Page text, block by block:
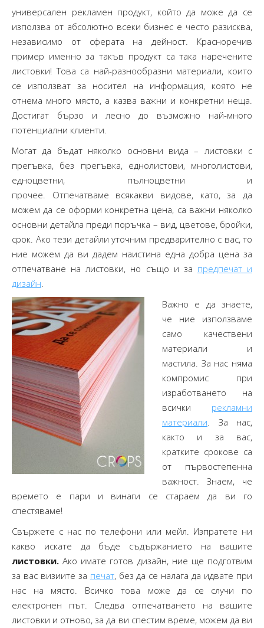
универсален рекламен продукт, който да може да се
използва от абсолютно всеки бизнес е често разисква,
независимо от сферата на дейност. Красноречив
пример именно за такъв продукт са така наречените
листовки! Това са най-разнообразни материали, които
се използват за носител на информация, която не
отнема много място, а казва важни и конкретни неща.
Достигат бързо и лесно до възможно най-много
потенциални клиенти.
Могат да бъдат няколко основни вида – листовки с
прегъвка, без прегъвка, еднолистови, многолистови,
едноцветни, пълноцветни и
прочее. Отпечатваме всякакви видове, като, за да
можем да се оформи конкретна цена, са важни няколко
основни детайла преди поръчка – вид, цветове, бройки,
срок. Ако тези детайли уточним предварително с вас, то
ние можем да ви дадем наистина една добра цена за
отпечатване на листовки, но също и за предпечат и
дизайн.
Важно е да знаете,
че ние използваме
само качествени
материали и
мастила. За нас няма
компромис при
изработването на
всички рекламни
материали. За нас,
както и за вас,
кратките срокове са
от първостепенна
важност. Знаем, че
времето е пари и винаги се стараем да ви го
спестяваме!
Свържете с нас по телефони или мейл. Изпратете ни
какво искате да бъде съдържанието на вашите
листовки.Ако имате готов дизайн, ние ще подготвим
за вас визиите за печат, без да се налага да идвате при
нас на място. Всичко това може да се случи по
електронен път. Следва отпечатването на вашите
листовки и отново, за да ви спестим време, можем да ви